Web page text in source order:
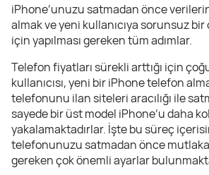
iPhone’unuzu satmadan önce
almak ve yeni kullanıcıya sorunsuz
için yapılması gereken tüm adımlar.
Telefon fiyatları sürekli arttığı için
kullanıcısı, yeni bir iPhone telefon
telefonunu ilan siteleri aracılığı ile
sayede bir üst model iPhone’u daha
yakalamaktadırlar. İşte bu süreç
telefonunuzu satmadan önce mutlaka
gereken çok önemli ayarlar